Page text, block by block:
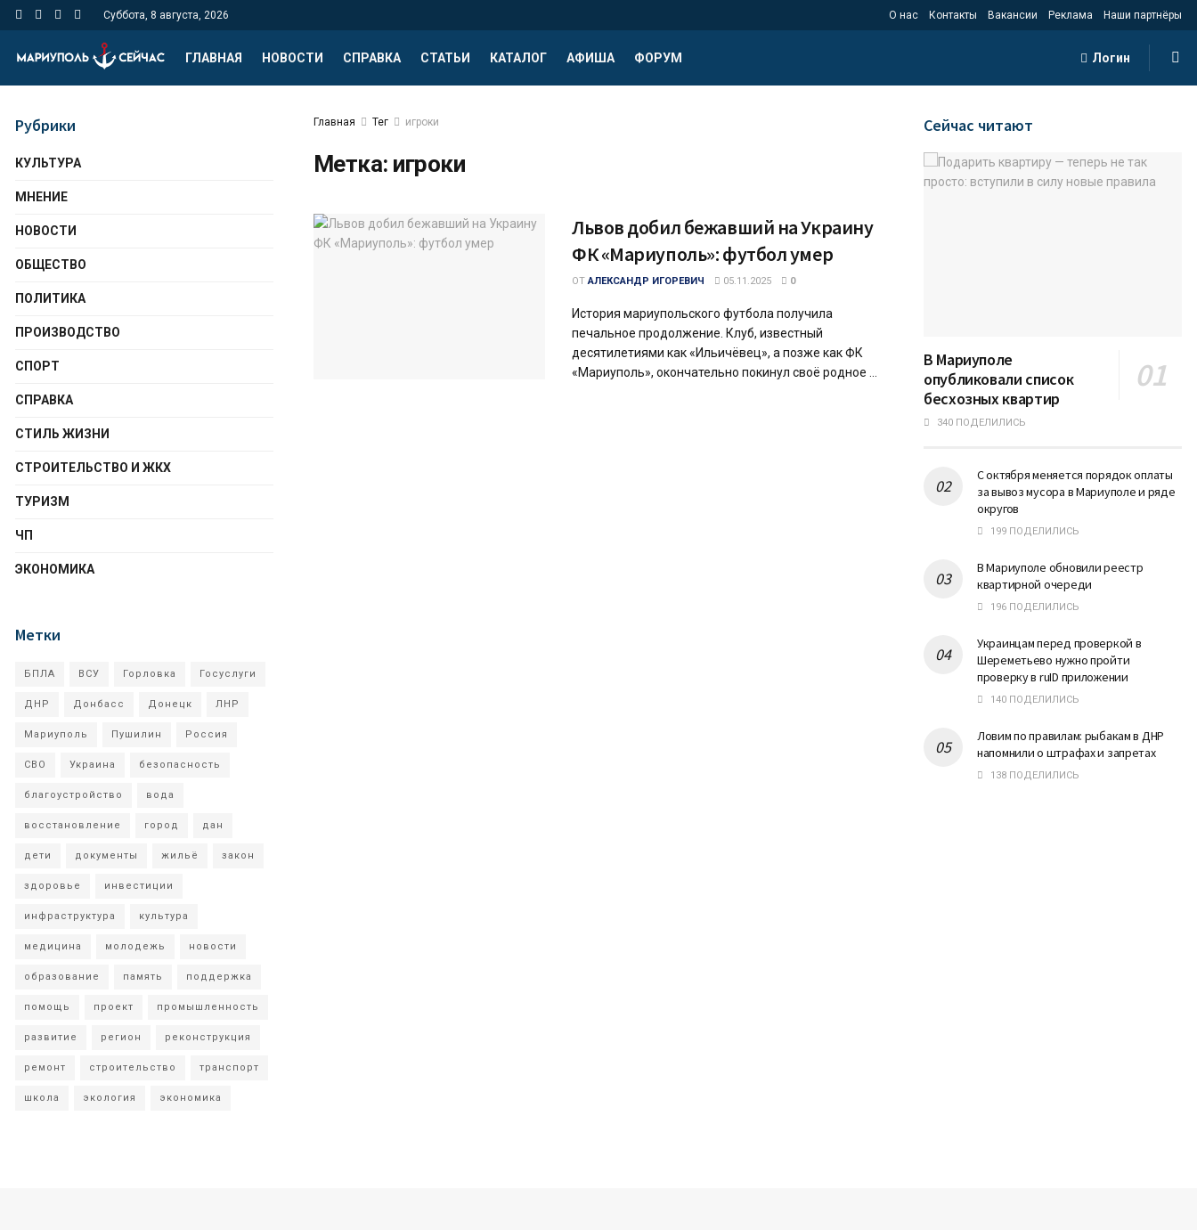
Суббота, 8 августа, 2026 О нас Контакты Вакансии Реклама Наши партнёры
ГЛАВНАЯ НОВОСТИ СПРАВКА СТАТЬИ КАТАЛОГ АФИША ФОРУМ Логин
Главная Тег игроки
Метка: игроки
Львов добил бежавший на Украину
ФК «Мариуполь»: футбол умер
ОТ АЛЕКСАНДР ИГОРЕВИЧ 05.11.2025 0
История мариупольского футбола получила
печальное продолжение. Клуб, известный
десятилетиями как «Ильичёвец», а позже как ФК
«Мариуполь», окончательно покинул своё родное ...
Рубрики
КУЛЬТУРА
МНЕНИЕ
НОВОСТИ
ОБЩЕСТВО
ПОЛИТИКА
ПРОИЗВОДСТВО
СПОРТ
СПРАВКА
СТИЛЬ ЖИЗНИ
СТРОИТЕЛЬСТВО И ЖКХ
ТУРИЗМ
ЧП
ЭКОНОМИКА
Метки
БПЛА ВСУ Горловка Госуслуги
ДНР Донбасс Донецк ЛНР
Мариуполь Пушилин Россия
СВО Украина безопасность
благоустройство вода
восстановление город дан
дети документы жильё закон
здоровье инвестиции
инфраструктура культура
медицина молодежь новости
образование память поддержка
помощь проект промышленность
развитие регион реконструкция
ремонт строительство транспорт
школа экология экономика
Сейчас читают
В Мариуполе
опубликовали список
бесхозных квартир
340 ПОДЕЛИЛИСЬ
С октября меняется порядок оплаты
за вывоз мусора в Мариуполе и ряде
округов
199 ПОДЕЛИЛИСЬ
В Мариуполе обновили реестр
квартирной очереди
196 ПОДЕЛИЛИСЬ
Украинцам перед проверкой в
Шереметьево нужно пройти
проверку в ruID приложении
140 ПОДЕЛИЛИСЬ
Ловим по правилам: рыбакам в ДНР
напомнили о штрафах и запретах
138 ПОДЕЛИЛИСЬ